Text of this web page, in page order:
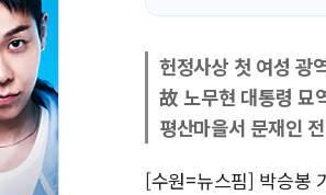
헌정사상 첫 여성 광
故 노무현 대통령 묘
평산마을서 문재인
[수원=뉴스핌] 박승봉